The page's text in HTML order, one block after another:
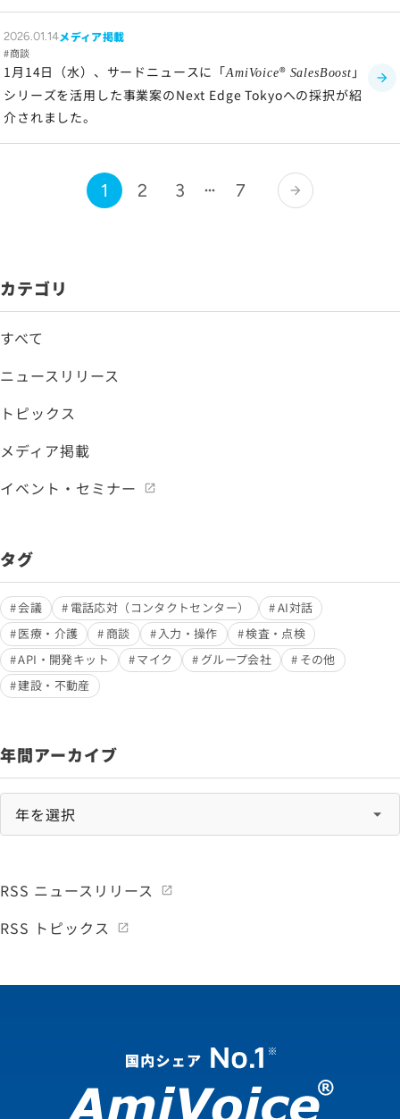
2026.01.14メディア掲載
商談
1月14日（水）、サードニュースに「AmiVoice® SalesBoost 」
シリーズを活用した事業案のNext Edge Tokyoへの採択が紹
介されました。
1 2 3 7 arrow_forward
カテゴリ
すべて
ニュースリリース
トピックス
メディア掲載
イベント・セミナー
タグ
会議 電話応対（コンタクトセンター）
AI対話
医療・介護
商談 入力・操作
検査・点検
API・開発キット
マイク グループ会社
その他
建設・不動産
年間アーカイブ
RSS ニュースリリース
RSS トピックス